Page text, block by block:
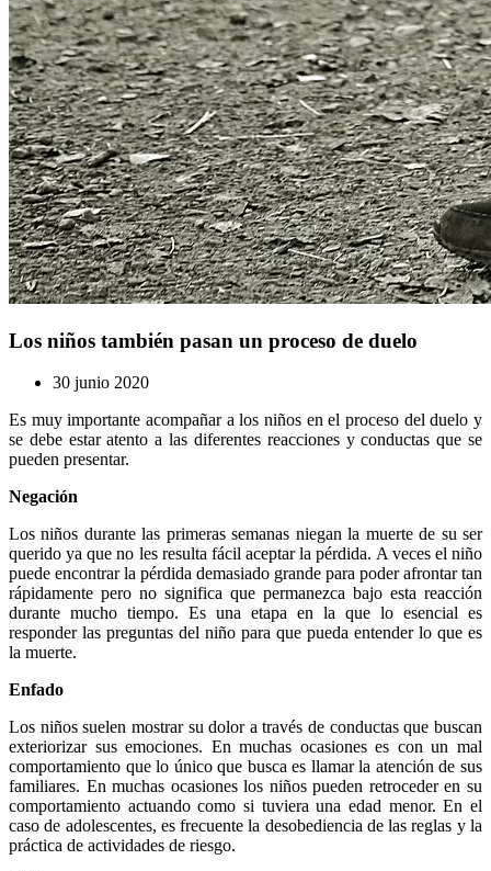
Los niños también pasan un proceso de duelo
30 junio 2020
Es muy importante acompañar a los niños en el proceso del duelo y
se debe estar atento a las diferentes reacciones y conductas que se
pueden presentar.
Negación
Los niños durante las primeras semanas niegan la muerte de su ser
querido ya que no les resulta fácil aceptar la pérdida. A veces el niño
puede encontrar la pérdida demasiado grande para poder afrontar tan
rápidamente pero no significa que permanezca bajo esta reacción
durante mucho tiempo. Es una etapa en la que lo esencial es
responder las preguntas del niño para que pueda entender lo que es
la muerte.
Enfado
Los niños suelen mostrar su dolor a través de conductas que buscan
exteriorizar sus emociones. En muchas ocasiones es con un mal
comportamiento que lo único que busca es llamar la atención de sus
familiares. En muchas ocasiones los niños pueden retroceder en su
comportamiento actuando como si tuviera una edad menor. En el
caso de adolescentes, es frecuente la desobediencia de las reglas y la
práctica de actividades de riesgo.